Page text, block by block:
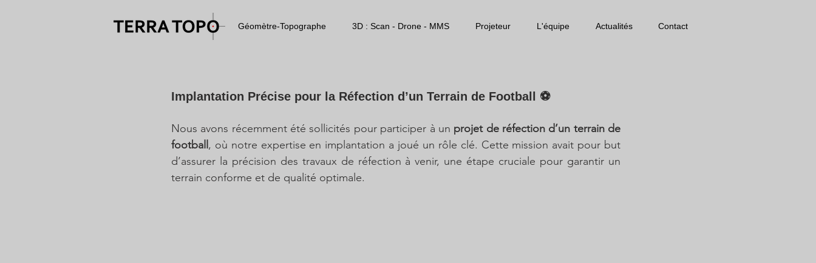
Géomètre-Topographe 3D : Scan - Drone - MMS Projeteur L'équipe Actualités Contact
Implantation Précise pour la Réfection d’un Terrain de Football ⚽
Nous avons récemment été sollicités pour participer à un projet de réfection d’un terrain de
football , où notre expertise en implantation a joué un rôle clé. Cette mission avait pour but
d’assurer la précision des travaux de réfection à venir, une étape cruciale pour garantir un
terrain conforme et de qualité optimale.